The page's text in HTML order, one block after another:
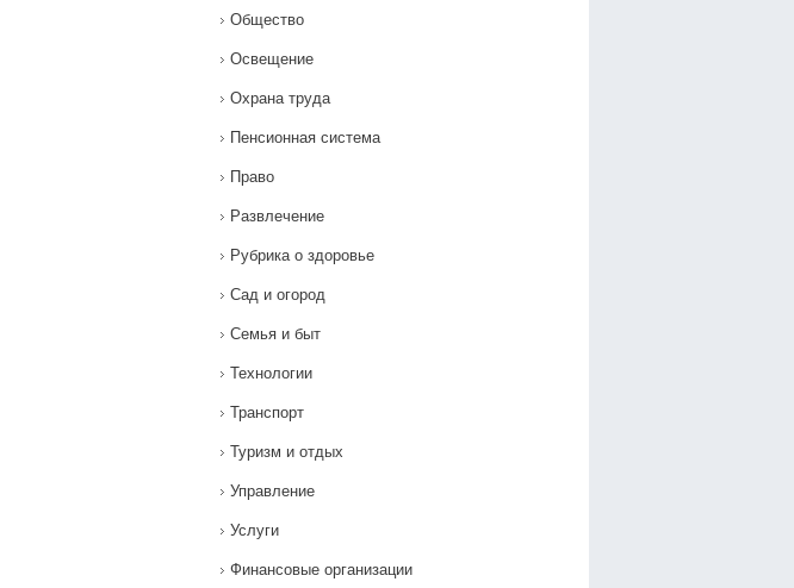
Общество
Освещение
Охрана труда
Пенсионная система
Право
Развлечение
Рубрика о здоровье
Сад и огород
Семья и быт
Технологии
Транспорт
Туризм и отдых
Управление
Услуги
Финансовые организации